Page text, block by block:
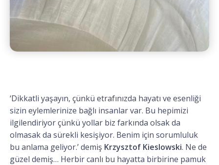
‘Dikkatli yaşayın, çünkü etrafınızda hayatı ve esenliği
sizin eylemlerinize bağlı insanlar var. Bu hepimizi
ilgilendiriyor çünkü yollar biz farkında olsak da
olmasak da sürekli kesişiyor. Benim için sorumluluk
bu anlama geliyor.’ demiş Krzysztof Kieslowski. Ne de
güzel demiş… Herbir canlı bu hayatta birbirine pamuk